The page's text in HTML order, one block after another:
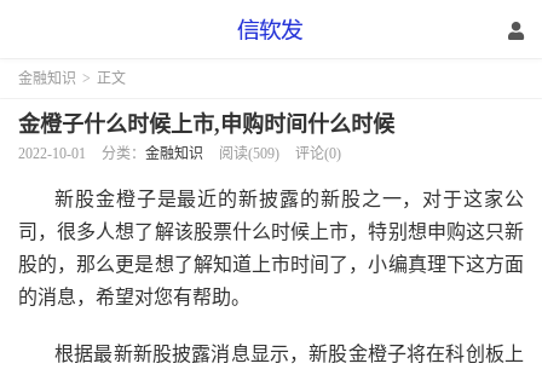
金融知识 > 正文
金橙子什么时候上市,申购时间什么时候
2022-10-01 分类： 金融知识 阅读(509) 评论(0)
新股金橙子是最近的新披露的新股之一，对于这家公
司，很多人想了解该股票什么时候上市，特别想申购这只新
股的，那么更是想了解知道上市时间了，小编真理下这方面
的消息，希望对您有帮助。
根据最新新股披露消息显示，新股金橙子将在科创板上